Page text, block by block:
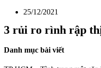
25/12/2021
3 rủi ro rình rập
Danh mục bài viết